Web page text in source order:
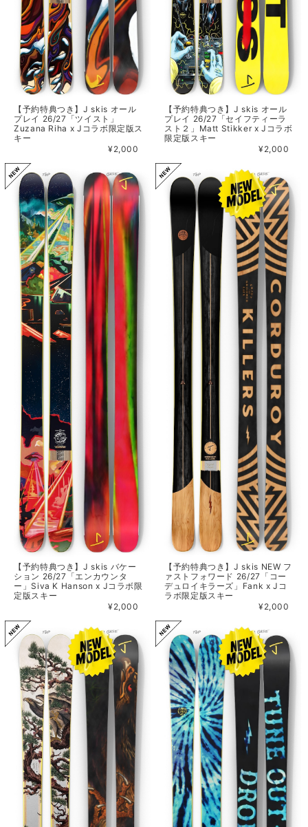
【予約特典つき】J skis オール
プレイ 26/27「ツイスト」
Zuzana Riha x Jコラボ限定版ス
キー
¥2,000
【予約特典つき】J skis オール
プレイ 26/27「セイフティーラ
スト２」Matt Stikker x Jコラボ
限定版スキー
¥2,000
【予約特典つき】J skis バケー
ション 26/27「エンカウンタ
ー」Siva K Hanson x Jコラボ限
定版スキー
¥2,000
【予約特典つき】J skis NEW フ
ァストフォワード 26/27「コー
デュロイキラーズ」Fank x Jコ
ラボ限定版スキー
¥2,000